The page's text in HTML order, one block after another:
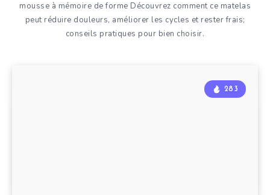
mousse à mémoire de forme Découvrez comment ce matelas
peut réduire douleurs, améliorer les cycles et rester frais;
conseils pratiques pour bien choisir.
283